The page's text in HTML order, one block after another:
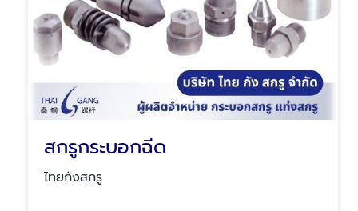
สกรูกระบอกฉีด
ไทยกังสกรู